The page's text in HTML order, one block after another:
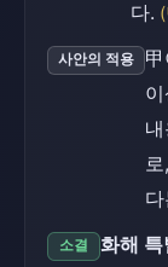
다.
사안의 적용
소결
화해